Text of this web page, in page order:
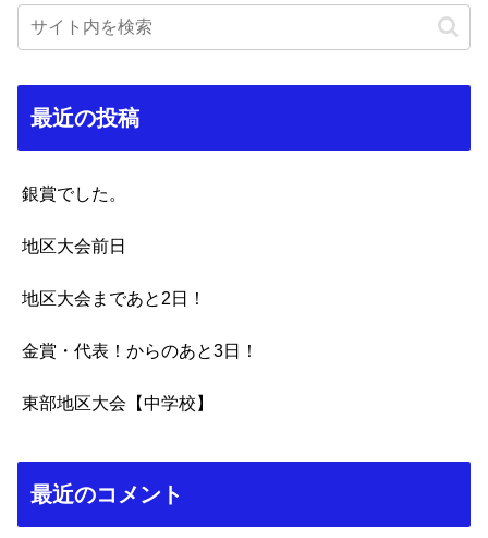
最近の投稿
銀賞でした。
地区大会前日
地区大会まであと2日！
金賞・代表！からのあと3日！
東部地区大会【中学校】
最近のコメント